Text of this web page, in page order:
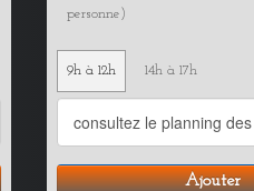
personne)
9h à 12h 14h à 17h
Ajouter